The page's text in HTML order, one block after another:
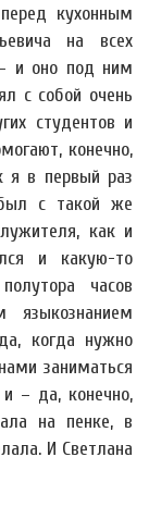
кухонным
на всех
и оно под ним
с собой очень
студентов и
конечно,
я в первый раз
с такой же
как и
и какую-то
часов
языкознанием
когда нужно
заниматься
– да, конечно,
на пенке, в
И Светлана